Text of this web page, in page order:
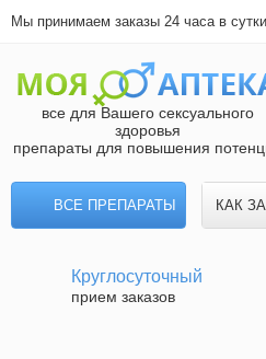
Мы принимаем заказы 24 часа в
все для Вашего сексуального
здоровья
препараты для повышения
ВСЕ ПРЕПАРАТЫ КАК
Круглосуточный
прием заказов